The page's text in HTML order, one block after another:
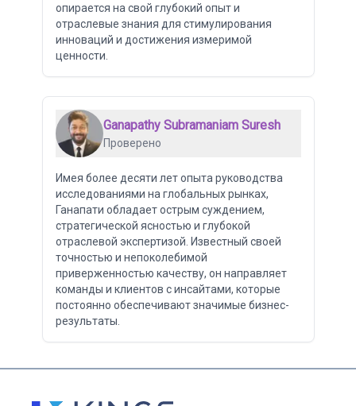
опирается на свой глубокий опыт и
отраслевые знания для стимулирования
инноваций и достижения измеримой
ценности.
Ganapathy Subramaniam Suresh
Проверено
Имея более десяти лет опыта руководства
исследованиями на глобальных рынках,
Ганапати обладает острым суждением,
стратегической ясностью и глубокой
отраслевой экспертизой. Известный своей
точностью и непоколебимой
приверженностью качеству, он направляет
команды и клиентов с инсайтами, которые
постоянно обеспечивают значимые бизнес-
результаты.